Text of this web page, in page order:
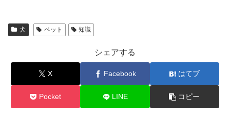
犬 ペット 知識
シェアする
X Facebook はてブ
Pocket LINE コピー